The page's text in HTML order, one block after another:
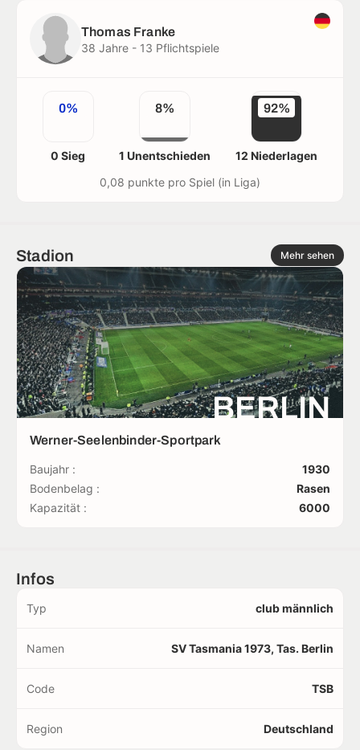
Thomas Franke
38 Jahre - 13 Pflichtspiele
0%
0 Sieg
8%
1 Unentschieden
92%
12 Niederlagen
0,08 punkte pro Spiel (in Liga)
Stadion Mehr sehen
BERLIN
Werner-Seelenbinder-Sportpark
Baujahr :
1930
Bodenbelag :
Rasen
Kapazität :
6000
Infos
Typ club männlich
Namen SV Tasmania 1973, Tas. Berlin
Code TSB
Region Deutschland